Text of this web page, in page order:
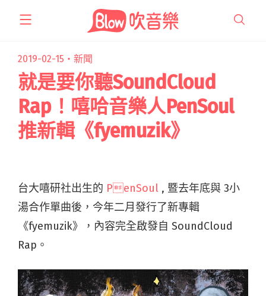
2019-02-15・ 新聞
就是要你聽SoundCloud
Rap！嘻哈音樂人PenSoul
推新輯《fyemuzik》
台大嘻研社出生的 PenSoul , 暨去年底與 3小
湯合作單曲後，今年二月發行了新專輯
《fyemuzik》，內容完全啟發自 SoundCloud
Rap。